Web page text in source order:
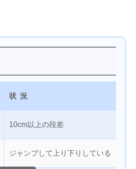
状 況
10cm以上の段差
ジャンプして上り下りしている